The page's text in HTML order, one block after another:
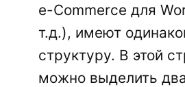
e-Commerce для
т.д.), имеют
структуру. В этой
можно выделить